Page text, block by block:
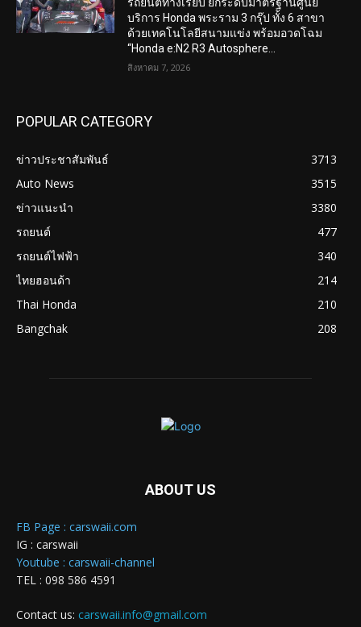
บริการ Honda พระราม 3 กรุ๊ป ทั้ง 6 สาขา
ด้วยเทคโนโลยีสนามแข่ง พร้อมอวดโฉม
“Honda e:N2 R3 Autosphere...
สิงหาคม 7, 2026
POPULAR CATEGORY
ข่าวประชาสัมพันธ์
3713
Auto News
3515
ข่าวแนะนำ
3380
รถยนต์
477
รถยนต์ไฟฟ้า
340
ไทยฮอนด้า
214
Thai Honda
210
Bangchak
208
ABOUT US
FB Page : carswaii.com
IG : carswaii
Youtube : carswaii-channel
TEL : 098 586 4591
Contact us: carswaii.info@gmail.com